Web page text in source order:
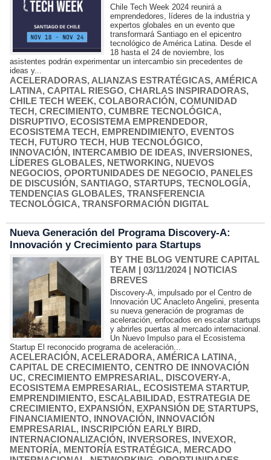
Chile Tech Week 2024 reunirá a
emprendedores, líderes de la industria y
expertos globales en un evento que
transformará Santiago en el epicentro
tecnológico de América Latina. Desde el
18 hasta el 24 de noviembre, los
asistentes podrán experimentar un intercambio sin precedentes de
ideas y...
ACELERADORAS, ALIANZAS ESTRATÉGICAS, AMÉRICA
LATINA, CAPITAL RIESGO, CHARLAS INSPIRADORAS,
CHILE TECH WEEK, COLABORACIÓN, COMUNIDAD
TECH, CRECIMIENTO, CUMBRE TECNOLÓGICA,
DISRUPTIVO, ECOSISTEMA EMPRENDEDOR,
ECOSISTEMA TECH, EMPRENDIMIENTO, EVENTOS
TECH, FUTURO TECH, HUB TECNOLÓGICO,
INNOVACIÓN, INTERCAMBIO DE IDEAS, INVERSIONES,
LÍDERES GLOBALES, NETWORKING, NUEVOS
NEGOCIOS, OPORTUNIDADES DE NEGOCIO, PANELES
DE DISCUSIÓN, SANTIAGO, STARTUPS, TECNOLOGÍA,
TENDENCIAS GLOBALES, TRANSFERENCIA
TECNOLÓGICA, TRANSFORMACIÓN DIGITAL
Nueva Generación del Programa Discovery-A:
Innovación y Crecimiento para Startups
BY THE BLOG VENTURE CAPITAL
TEAM | 03/11/2024| NOTICIAS
BREVES
Discovery-A, impulsado por el Centro de
Innovación UC Anacleto Angelini, presenta
su nueva generación de programas de
aceleración, enfocados en escalar startups
y abrirles puertas al mercado internacional.
Un Nuevo Impulso para el Ecosistema
Startup El reconocido programa de aceleración...
ACELERACIÓN, ACELERADORA, AMÉRICA LATINA,
CAPITAL DE CRECIMIENTO, CENTRO DE INNOVACIÓN
UC, CRECIMIENTO EMPRESARIAL, DISCOVERY-A,
ECOSISTEMA EMPRESARIAL, ECOSISTEMA STARTUP,
EMPRENDIMIENTO, ESCALABILIDAD, ESTRATEGIA DE
CRECIMIENTO, EXPANSIÓN, EXPANSIÓN DE STARTUPS,
FINANCIAMIENTO, INNOVACIÓN, INNOVACIÓN
EMPRESARIAL, INSCRIPCIÓN EARLY BIRD,
INTERNACIONALIZACIÓN, INVERSORES, INVEXOR,
MENTORÍA, MENTORÍA ESTRATÉGICA, MERCADO